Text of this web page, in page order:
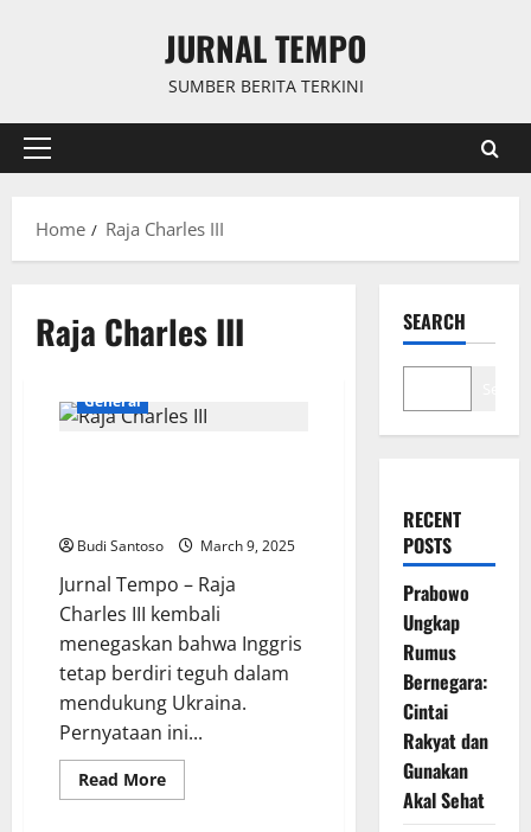
JURNAL TEMPO
SUMBER BERITA TERKINI
Primary
Home
Raja Charles III
Raja Charles III
General
Budi Santoso March 9, 2025
Jurnal Tempo – Raja
Charles III kembali
menegaskan bahwa Inggris
tetap berdiri teguh dalam
mendukung Ukraina.
Pernyataan ini...
Read MoreRead
more
SEARCH
RECENT
POSTS
Prabowo
Ungkap
Rumus
Bernegara:
Cintai
Rakyat dan
Gunakan
Akal Sehat